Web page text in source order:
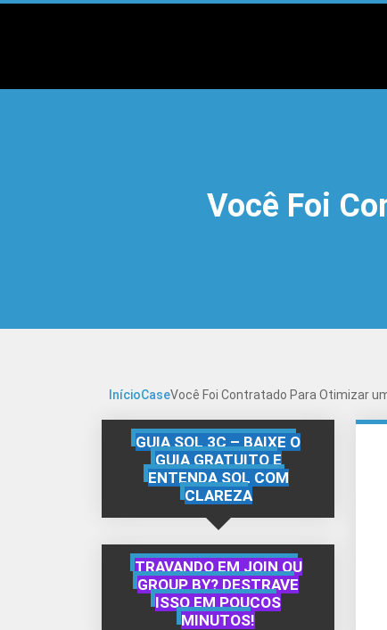
Você Foi
InícioCaseVocê Foi Contratado Para Otimizar
GUIA SQL 3C – BAIXE O
GUIA GRATUITO E
ENTENDA SQL COM
CLAREZA
TRAVANDO EM JOIN OU
GROUP BY? DESTRAVE
ISSO EM POUCOS
MINUTOS!